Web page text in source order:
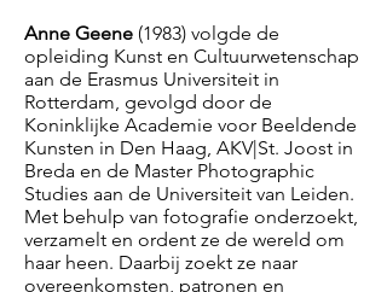
Anne Geene (1983) volgde de
opleiding Kunst en Cultuurwetenschap
aan de Erasmus Universiteit in
Rotterdam, gevolgd door de
Koninklijke Academie voor Beeldende
Kunsten in Den Haag, AKV|St. Joost in
Breda en de Master Photographic
Studies aan de Universiteit van Leiden.
Met behulp van fotografie onderzoekt,
verzamelt en ordent ze de wereld om
haar heen. Daarbij zoekt ze naar
overeenkomsten, patronen en